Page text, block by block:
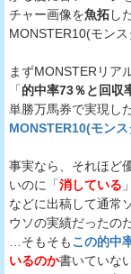
チャー画像を魚拓し
MONSTER10(モン
まずMONSTERリア
「的中率73％と回収
単勝万馬券で実現し
MONSTER10(モン
事実なら、それほど
いのに「消している
などに出稿して通常
ウソの実績だったの
…そもそもこの的中
いるのか書いていな